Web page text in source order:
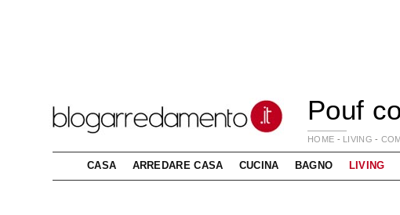
Pouf
HOME - LIVING -
CASA ARREDARE CASA CUCINA BAGNO LIVING